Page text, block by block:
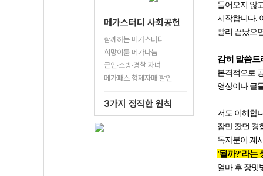
메가스터디 사회공헌
함께하는 메가스터디
희망이룸 메가나눔
군인·소방·경찰 자녀
메가패스 형제자매 할인
3가지 정직한 원칙
들어오지 않
시작합니다.
빨리 끝났으
감히 말씀
본격적으로
영상이나 글
저도 이해합
잠만 잤던 경
독자분이 계
'될까?'라는
얼마 후 장밋